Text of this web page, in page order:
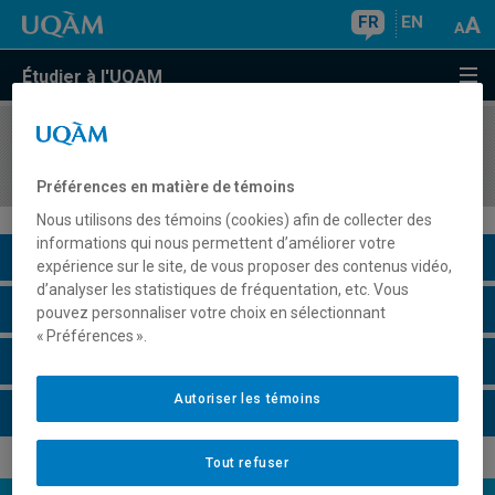
FR EN
Étudier à l'UQAM
COURS//
Description du cours
Horaire - Été 2026
Préférences en matière de témoins
Nous utilisons des témoins (cookies) afin de collecter des
informations qui nous permettent d’améliorer votre
expérience sur le site, de vous proposer des contenus vidéo,
d’analyser les statistiques de fréquentation, etc. Vous
pouvez personnaliser votre choix en sélectionnant
« Préférences ».
Tout refuser
Autoriser les témoins